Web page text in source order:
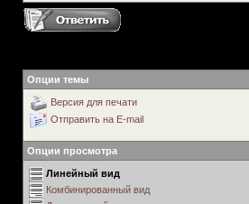
Опции темы
Версия для печати
Отправить на E-mail
Опции просмотра
Линейный вид
Комбинированный вид